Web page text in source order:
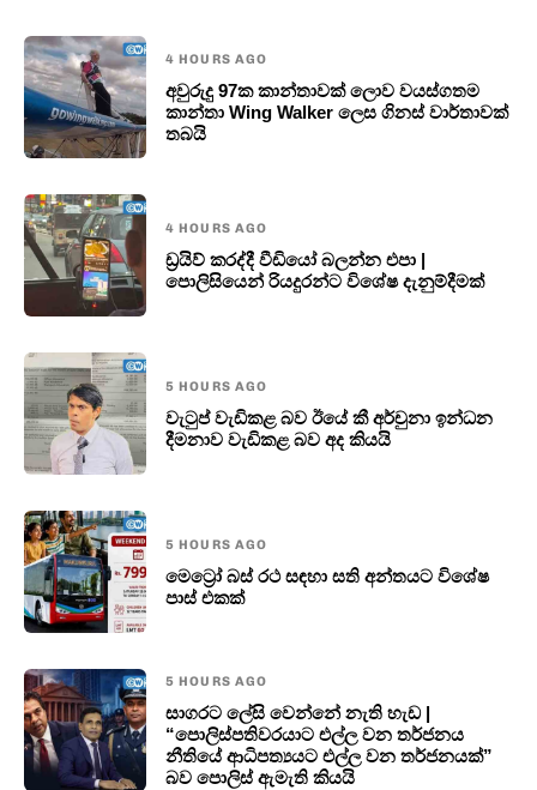
4 HOURS AGO
අවුරුදු 97ක කාන්තාවක් ලොව වයස්ගතම
කාන්තා Wing Walker ලෙස ගිනස් වාර්තාවක්
තබයි
4 HOURS AGO
ඩ්‍රයිව් කරද්දී වීඩියෝ බලන්න එපා |
පොලිසියෙන් රියදුරන්ට විශේෂ දැනුම්දීමක්
5 HOURS AGO
වැටුප් වැඩිකළ බව ඊයේ කී අර්චුනා ඉන්ධන
දීමනාව වැඩිකළ බව අද කියයි
5 HOURS AGO
මෙට්‍රෝ බස් රථ සඳහා සති අන්තයට විශේෂ
පාස් එකක්
5 HOURS AGO
සාගරට ලේසි වෙන්නේ නැති හැඩ |
“පොලිස්පතිවරයාට එල්ල වන තර්ජනය
නීතියේ ආධිපත්‍යයට එල්ල වන තර්ජනයක්”
බව පොලිස් ඇමැති කියයි